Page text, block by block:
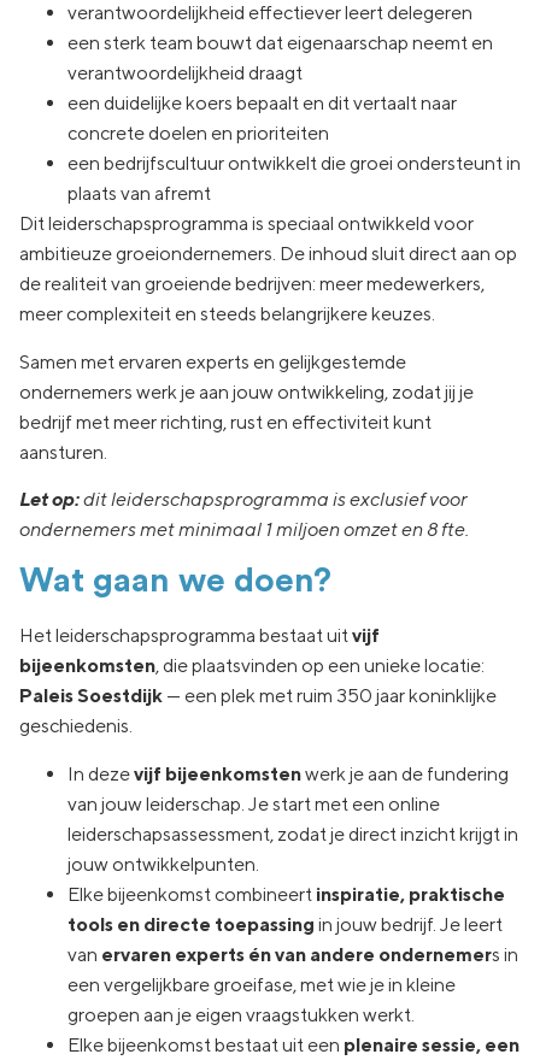
verantwoordelijkheid effectiever leert delegeren
een sterk team bouwt dat eigenaarschap neemt en
verantwoordelijkheid draagt
een duidelijke koers bepaalt en dit vertaalt naar
concrete doelen en prioriteiten
een bedrijfscultuur ontwikkelt die groei ondersteunt in
plaats van afremt
Dit leiderschapsprogramma is speciaal ontwikkeld voor
ambitieuze groeiondernemers. De inhoud sluit direct aan op
de realiteit van groeiende bedrijven: meer medewerkers,
meer complexiteit en steeds belangrijkere keuzes.
Samen met ervaren experts en gelijkgestemde
ondernemers werk je aan jouw ontwikkeling, zodat jij je
bedrijf met meer richting, rust en effectiviteit kunt
aansturen.
Let op:dit leiderschapsprogramma is exclusief voor
ondernemers met minimaal 1 miljoen omzet en 8 fte.
Wat gaan we doen?
Het leiderschapsprogramma bestaat uitvijf
bijeenkomsten, die plaatsvinden op een unieke locatie:
Paleis Soestdijk — een plek met ruim 350 jaar koninklijke
geschiedenis.
In dezevijf bijeenkomstenwerk je aan de fundering
van jouw leiderschap. Je start met een online
leiderschapsassessment, zodat je direct inzicht krijgt in
jouw ontwikkelpunten.
Elke bijeenkomst combineert inspiratie, praktische
tools en directe toepassing in jouw bedrijf. Je leert
van ervaren experts én van andere ondernemers in
een vergelijkbare groeifase, met wie je in kleine
groepen aan je eigen vraagstukken werkt.
Elke bijeenkomst bestaat uit een plenaire sessie, een